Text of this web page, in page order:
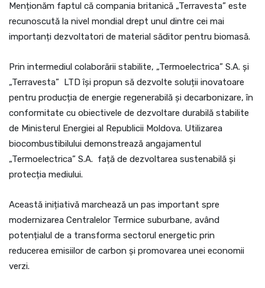
Menționăm faptul că compania britanică „Terravesta” este
recunoscută la nivel mondial drept unul dintre cei mai
importanți dezvoltatori de material săditor pentru biomasă.
Prin intermediul colaborării stabilite, „Termoelectrica” S.A. și
„Terravesta” LTD își propun să dezvolte soluții inovatoare
pentru producția de energie regenerabilă și decarbonizare, în
conformitate cu obiectivele de dezvoltare durabilă stabilite
de Ministerul Energiei al Republicii Moldova. Utilizarea
biocombustibilului demonstrează angajamentul
„Termoelectrica” S.A. față de dezvoltarea sustenabilă și
protecția mediului.
Această inițiativă marchează un pas important spre
modernizarea Centralelor Termice suburbane, având
potențialul de a transforma sectorul energetic prin
reducerea emisiilor de carbon și promovarea unei economii
verzi.